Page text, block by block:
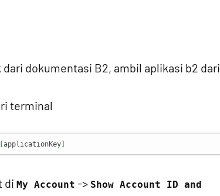
dokumentasi B2, ambil aplikasi b2 dari
terminal
applicationKey
di My Account -> Show Account ID and